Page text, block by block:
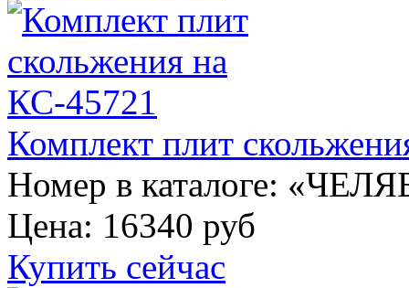
Комплект плит
Номер в каталоге:
Цена: 16340 руб
Купить сейчас